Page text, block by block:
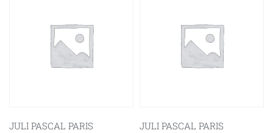
JULI PASCAL PARIS
JULI PASCAL PARIS